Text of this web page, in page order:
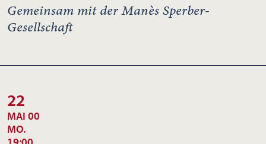
Gemeinsam mit der Manès Sperber-
Gesellschaft
22
MAI 00
MO.